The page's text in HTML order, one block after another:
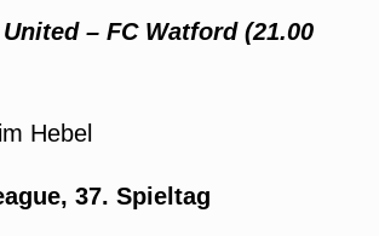
– FC Watford (21.00
Hebel
37. Spieltag